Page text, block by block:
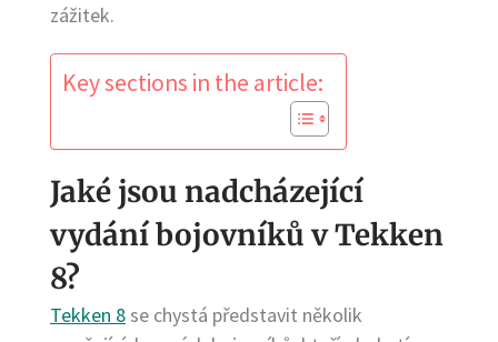
zážitek.
Key sections in the article:
Jaké jsou nadcházející
vydání bojovníků v Tekken
8?
Tekken 8se chystá představit několik